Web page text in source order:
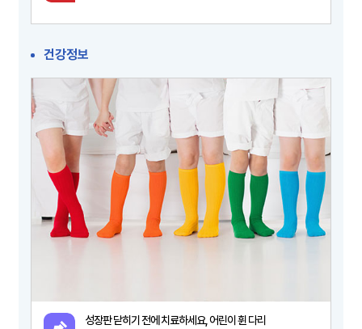
건강정보
성장판 닫히기 전에 치료하세요, 어린이 휜 다리